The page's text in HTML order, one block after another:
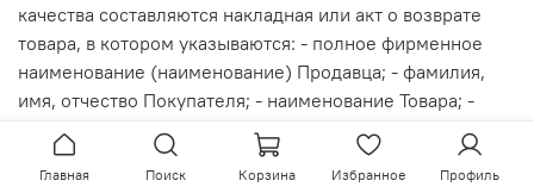
качества составляются накладная или акт о возврате
товара, в котором указываются: - полное фирменное
наименование (наименование) Продавца; - фамилия,
имя, отчество Покупателя; - наименование Товара; -
даты заключения договора и передачи Товара; - сумма,
подлежащая возврату; - подписи Продавца и Клиента.
6.6. Товары, не подлежащие обмену/возврату:
Главная Поиск Корзина Избранное Профиль